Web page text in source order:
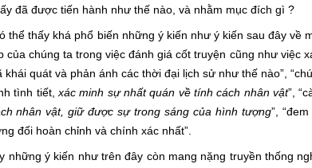
được tiến hành như thế nào, và nhằm mục đích gì ?
khá phổ biến những ý kiến như ý kiến sau đây về
chúng ta trong việc đánh giá cốt truyện cũng như việc
quát và phản ánh các thời đại lịch sử như thế nào”,
tình tiết, xác minh sự nhất quán về tính cách nhân vật”,
nhân vật, giữ được sự trong sáng của hình tượng”,
đối hoàn chỉnh và chính xác nhất”.
ý kiến như trên đây còn mang nặng truyền thống